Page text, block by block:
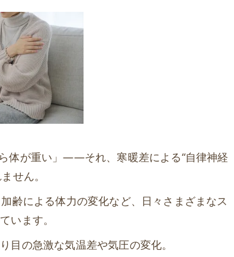
体が重い」——それ、寒暖差による“自律神経
せん。
齢による体力の変化など、日々さまざまなス
います。
目の急激な気温差や気圧の変化。